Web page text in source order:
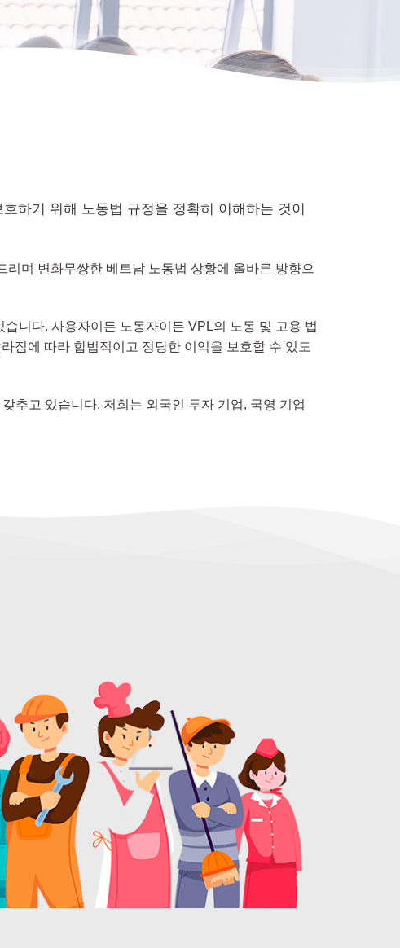
하기 위해 노동법 규정을 정확히 이해하는 것이
며 변화무쌍한 베트남 노동법 상황에 올바른 방향으
니다. 사용자이든 노동자이든 VPL의 노동 및 고용 법
짐에 따라 합법적이고 정당한 이익을 보호할 수 있도
추고 있습니다. 저희는 외국인 투자 기업, 국영 기업